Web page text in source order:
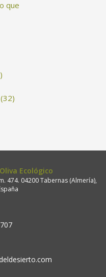
que
(32)
Ecológico
474. 04200 Tabernas (Almería),